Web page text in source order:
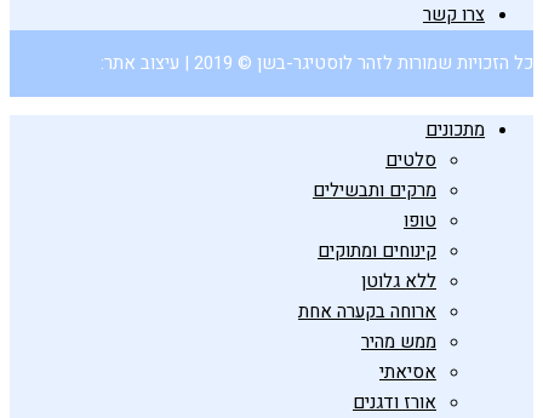
צרו קשר
כל הזכויות שמורות לזהר לוסטיגר-בשן © 2019 | עיצוב אתר:
מתכונים
סלטים
מרקים ותבשילים
טופו
קינוחים ומתוקים
ללא גלוטן
ארוחה בקערה אחת
ממש מהיר
אסיאתי
אורז ודגנים